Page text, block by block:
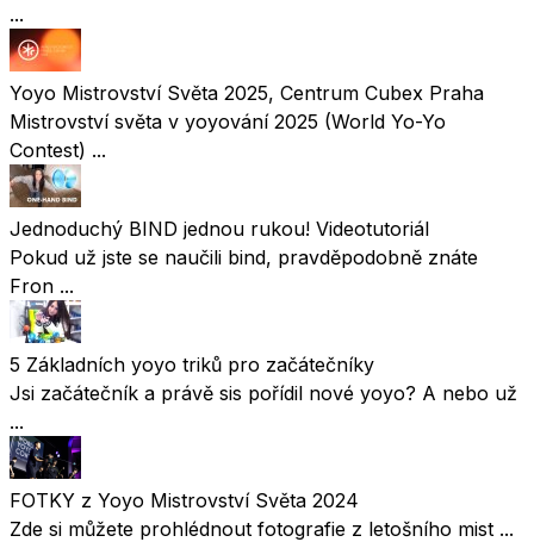
...
Yoyo Mistrovství Světa 2025, Centrum Cubex Praha
Mistrovství světa v yoyování 2025 (World Yo-Yo
Contest) ...
Jednoduchý BIND jednou rukou! Videotutoriál
Pokud už jste se naučili bind, pravděpodobně znáte
Fron ...
5 Základních yoyo triků pro začátečníky
Jsi začátečník a právě sis pořídil nové yoyo? A nebo už
...
FOTKY z Yoyo Mistrovství Světa 2024
Zde si můžete prohlédnout fotografie z letošního mist ...